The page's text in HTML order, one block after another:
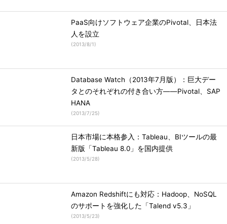
PaaS向けソフトウェア企業のPivotal、日本法
人を設立
(2013/8/1)
Database Watch（2013年7月版）：巨大デー
タとのそれぞれの付き合い方――Pivotal、SAP
HANA
(2013/7/25)
日本市場に本格参入：Tableau、BIツールの最
新版「Tableau 8.0」を国内提供
(2013/5/28)
Amazon Redshiftにも対応：Hadoop、NoSQL
のサポートを強化した「Talend v5.3」
(2013/5/23)